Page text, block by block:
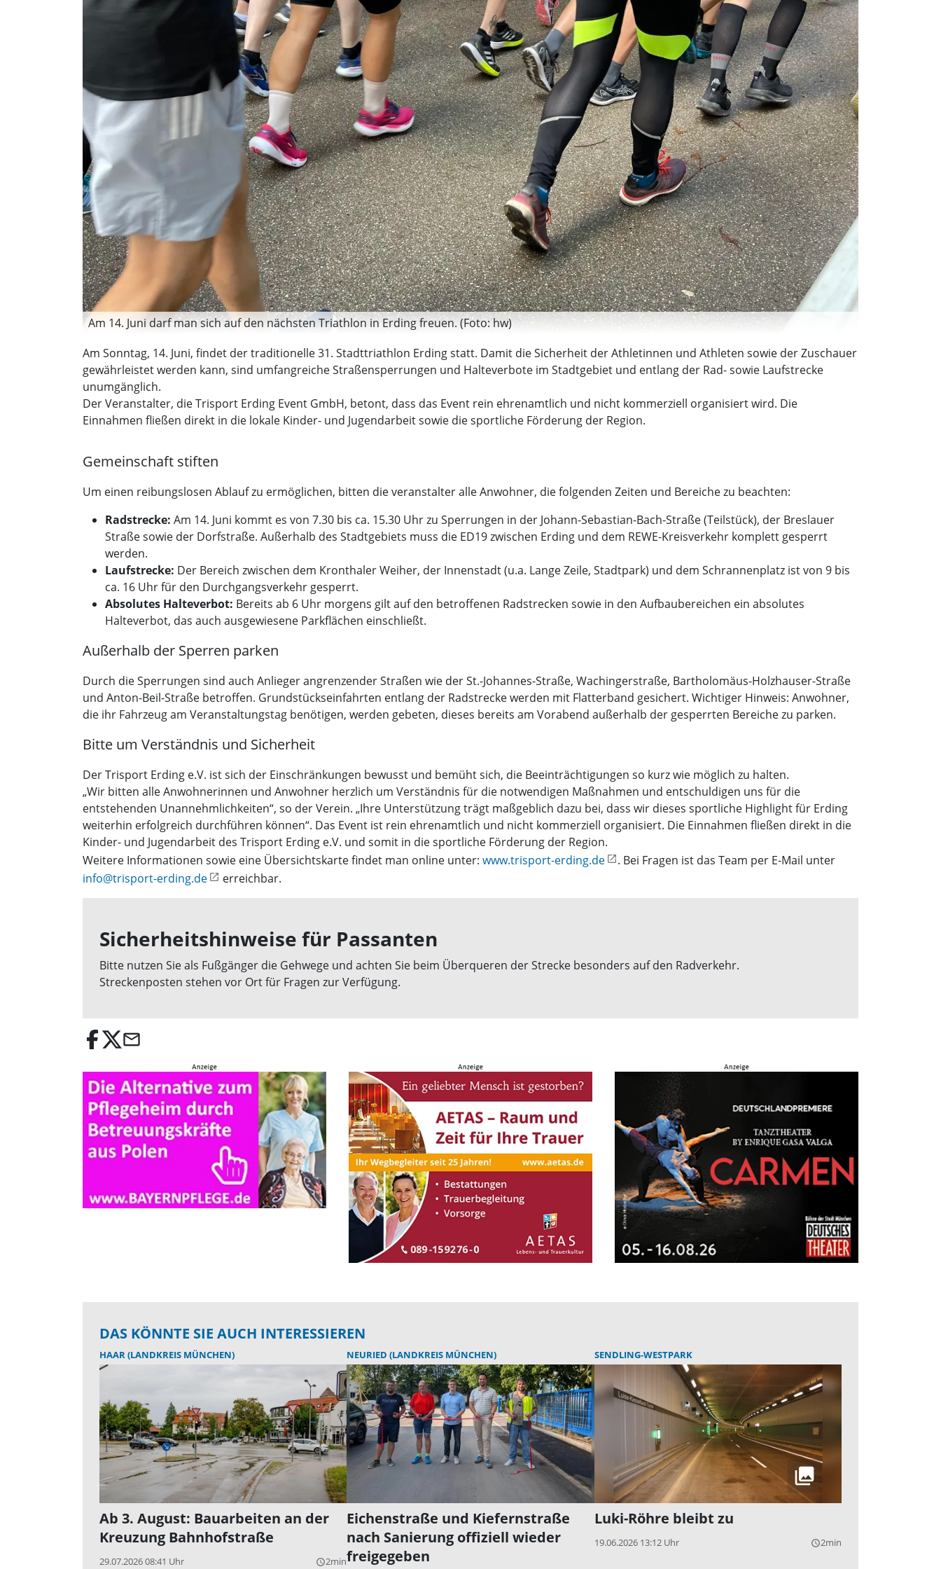
Am 14. Juni darf man sich auf den nächsten Triathlon in Erding freuen. (Foto: hw)
Am Sonntag, 14. Juni, findet der traditionelle 31. Stadttriathlon Erding statt. Damit die Sicherheit der Athletinnen und Athleten sowie der Zuschauer
gewährleistet werden kann, sind umfangreiche Straßensperrungen und Halteverbote im Stadtgebiet und entlang der Rad- sowie Laufstrecke
unumgänglich.
Der Veranstalter, die Trisport Erding Event GmbH, betont, dass das Event rein ehrenamtlich und nicht kommerziell organisiert wird. Die
Einnahmen fließen direkt in die lokale Kinder- und Jugendarbeit sowie die sportliche Förderung der Region.
Gemeinschaft stiften
Um einen reibungslosen Ablauf zu ermöglichen, bitten die veranstalter alle Anwohner, die folgenden Zeiten und Bereiche zu beachten:
Radstrecke: Am 14. Juni kommt es von 7.30 bis ca. 15.30 Uhr zu Sperrungen in der Johann-Sebastian-Bach-Straße (Teilstück), der Breslauer
Straße sowie der Dorfstraße. Außerhalb des Stadtgebiets muss die ED19 zwischen Erding und dem REWE-Kreisverkehr komplett gesperrt
werden.
Laufstrecke: Der Bereich zwischen dem Kronthaler Weiher, der Innenstadt (u.a. Lange Zeile, Stadtpark) und dem Schrannenplatz ist von 9 bis
ca. 16 Uhr für den Durchgangsverkehr gesperrt.
Absolutes Halteverbot: Bereits ab 6 Uhr morgens gilt auf den betroffenen Radstrecken sowie in den Aufbaubereichen ein absolutes
Halteverbot, das auch ausgewiesene Parkflächen einschließt.
Außerhalb der Sperren parken
Durch die Sperrungen sind auch Anlieger angrenzender Straßen wie der St.-Johannes-Straße, Wachingerstraße, Bartholomäus-Holzhauser-Straße
und Anton-Beil-Straße betroffen. Grundstückseinfahrten entlang der Radstrecke werden mit Flatterband gesichert. Wichtiger Hinweis: Anwohner,
die ihr Fahrzeug am Veranstaltungstag benötigen, werden gebeten, dieses bereits am Vorabend außerhalb der gesperrten Bereiche zu parken.
Bitte um Verständnis und Sicherheit
Der Trisport Erding e.V. ist sich der Einschränkungen bewusst und bemüht sich, die Beeinträchtigungen so kurz wie möglich zu halten.
„Wir bitten alle Anwohnerinnen und Anwohner herzlich um Verständnis für die notwendigen Maßnahmen und entschuldigen uns für die
entstehenden Unannehmlichkeiten“, so der Verein. „Ihre Unterstützung trägt maßgeblich dazu bei, dass wir dieses sportliche Highlight für Erding
weiterhin erfolgreich durchführen können“. Das Event ist rein ehrenamtlich und nicht kommerziell organisiert. Die Einnahmen fließen direkt in die
Kinder- und Jugendarbeit des Trisport Erding e.V. und somit in die sportliche Förderung der Region.
Weitere Informationen sowie eine Übersichtskarte findet man online unter: www.trisport-erding.de
. Bei Fragen ist das Team per E-Mail unter
info@trisport-erding.de
erreichbar.
Sicherheitshinweise für Passanten
Bitte nutzen Sie als Fußgänger die Gehwege und achten Sie beim Überqueren der Strecke besonders auf den Radverkehr.
Streckenposten stehen vor Ort für Fragen zur Verfügung.
email
DAS KÖNNTE SIE AUCH INTERESSIEREN
HAAR (LANDKREIS MÜNCHEN)
Ab 3. August: Bauarbeiten an der
Kreuzung Bahnhofstraße
29.07.2026 08:41 Uhr query_builder2min
NEURIED (LANDKREIS MÜNCHEN)
Eichenstraße und Kiefernstraße
nach Sanierung offiziell wieder
freigegeben
SENDLING-WESTPARK
Luki-Röhre bleibt zu
19.06.2026 13:12 Uhr query_builder2min